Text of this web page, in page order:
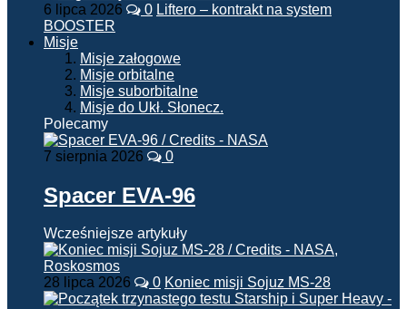
6 lipca 2026 0 Liftero – kontrakt na system
BOOSTER
Misje
Misje załogowe
Misje orbitalne
Misje suborbitalne
Misje do Ukł. Słonecz.
Polecamy
7 sierpnia 2026 0
Spacer EVA-96
Wcześniejsze artykuły
28 lipca 2026 0 Koniec misji Sojuz MS-28